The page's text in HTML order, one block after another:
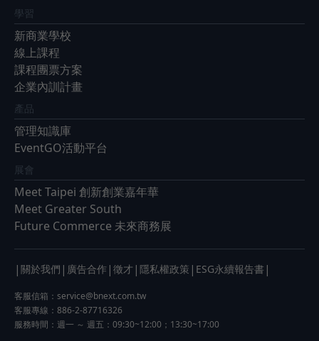
學習
新商業學校
線上課程
課程團票方案
企業內訓計畫
產品
管理知識庫
EventGO活動平台
展會
Meet Taipei 創新創業嘉年華
Meet Greater South
Future Commerce 未來商務展
| 關於我們 | 廣告合作 | 徵才 | 隱私權政策 | ESG永續報告書 |
客服信箱： service@bnext.com.tw
客服專線：886-2-87716326
服務時間：週一 ～ 週五：09:30~12:00；13:30~17:00